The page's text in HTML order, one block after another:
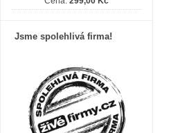
Jsme spolehlivá firma!